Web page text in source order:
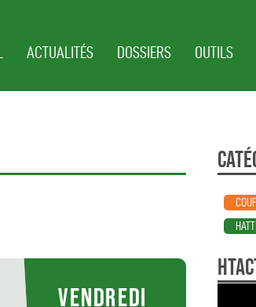
ACTUALITÉS DOSSIERS OUTILS